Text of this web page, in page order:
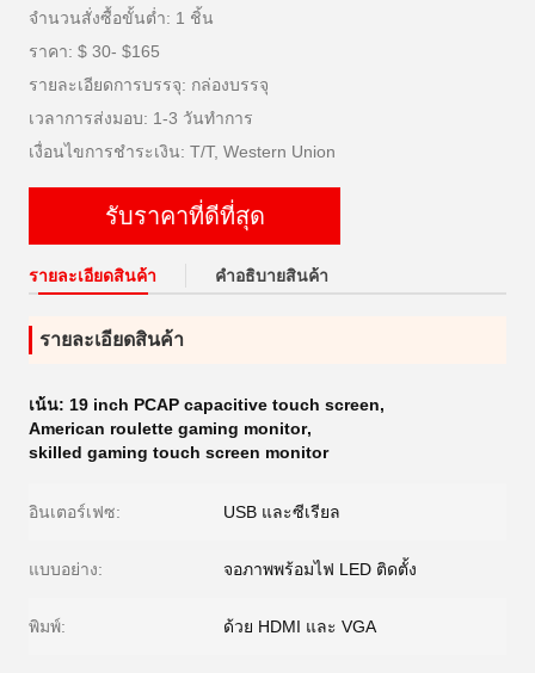
จำนวนสั่งซื้อขั้นต่ำ: 1 ชิ้น
ราคา: $ 30- $165
รายละเอียดการบรรจุ: กล่องบรรจุ
เวลาการส่งมอบ: 1-3 วันทำการ
เงื่อนไขการชำระเงิน: T/T, Western Union
รับราคาที่ดีที่สุด
รายละเอียดสินค้า คําอธิบายสินค้า
รายละเอียดสินค้า
เน้น: 19 inch PCAP capacitive touch screen,
American roulette gaming monitor,
skilled gaming touch screen monitor
อินเตอร์เฟซ: USB และซีเรียล
แบบอย่าง: จอภาพพร้อมไฟ LED ติดตั้ง
พิมพ์: ด้วย HDMI และ VGA